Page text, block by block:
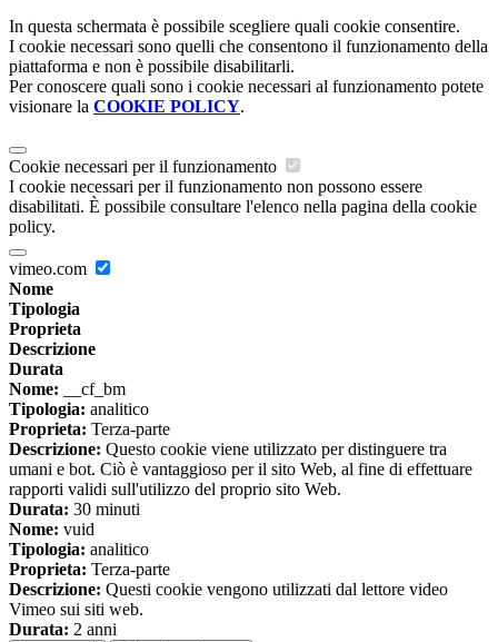
In questa schermata è possibile scegliere quali cookie consentire.
I cookie necessari sono quelli che consentono il funzionamento della
piattaforma e non è possibile disabilitarli.
Per conoscere quali sono i cookie necessari al funzionamento potete
visionare la COOKIE POLICY.
Cookie necessari per il funzionamento
I cookie necessari per il funzionamento non possono essere
disabilitati. È possibile consultare l'elenco nella pagina della cookie
policy.
vimeo.com
Nome
Tipologia
Proprieta
Descrizione
Durata
Nome: __cf_bm
Tipologia: analitico
Proprieta: Terza-parte
Descrizione: Questo cookie viene utilizzato per distinguere tra
umani e bot. Ciò è vantaggioso per il sito Web, al fine di effettuare
rapporti validi sull'utilizzo del proprio sito Web.
Durata: 30 minuti
Nome: vuid
Tipologia: analitico
Proprieta: Terza-parte
Descrizione: Questi cookie vengono utilizzati dal lettore video
Vimeo sui siti web.
Durata: 2 anni